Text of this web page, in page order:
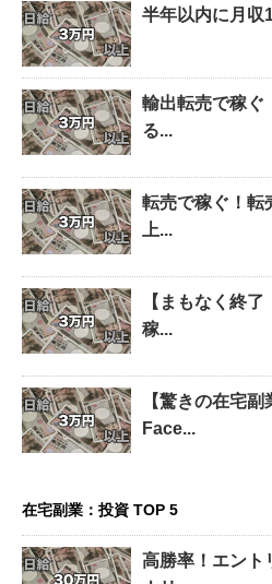
半年以内に月収
輸出転売で稼ぐ
る...
転売で稼ぐ！転
上...
【まもなく終
稼...
【驚きの在宅
Face...
在宅副業：投資 TOP 5
高勝率！エント